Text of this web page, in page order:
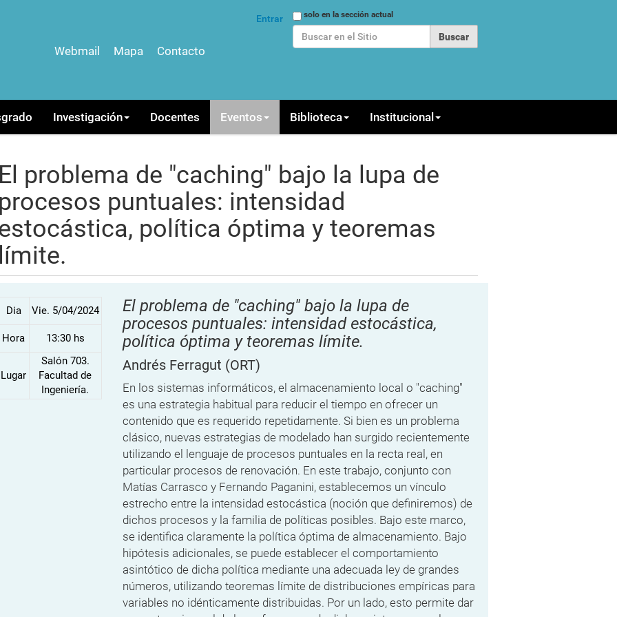
Buscarsolo en la sección actual
Entrar
Webmail Mapa Contacto
Investigación Docentes Eventos Biblioteca Institucional
problema de "caching" bajo la lupa de
puntuales: intensidad
política óptima y teoremas
Dia Vie. 5/04/2024
Hora 13:30 hs
Lugar
Salón 703.
Facultad de
Ingeniería.
El problema de "caching" bajo la lupa de
procesos puntuales: intensidad estocástica,
política óptima y teoremas límite.
Andrés Ferragut (ORT)
En los sistemas informáticos, el almacenamiento local o "caching"
es una estrategia habitual para reducir el tiempo en ofrecer un
contenido que es requerido repetidamente. Si bien es un problema
clásico, nuevas estrategias de modelado han surgido recientemente
utilizando el lenguaje de procesos puntuales en la recta real, en
particular procesos de renovación. En este trabajo, conjunto con
Matías Carrasco y Fernando Paganini, establecemos un vínculo
estrecho entre la intensidad estocástica (noción que definiremos) de
dichos procesos y la familia de políticas posibles. Bajo este marco,
se identifica claramente la política óptima de almacenamiento. Bajo
hipótesis adicionales, se puede establecer el comportamiento
asintótico de dicha política mediante una adecuada ley de grandes
números, utilizando teoremas límite de distribuciones empíricas para
variables no idénticamente distribuidas. Por un lado, esto permite dar